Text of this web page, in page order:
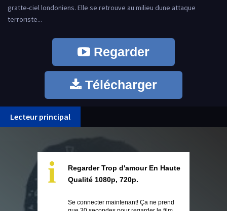
gratte-ciel londoniens. Elle se retrouve au milieu dune attaque
terroriste...
Regarder
Télécharger
Lecteur principal
i
Regarder Trop d'amour En Haute
Qualité 1080p, 720p.
Se connecter maintenant! Ça ne prend